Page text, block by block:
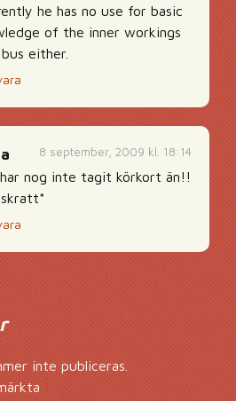
he has no use for basic
of the inner workings
either.
8 september, 2009 kl. 18:14
har nog inte tagit körkort än!!
inte publiceras.
*